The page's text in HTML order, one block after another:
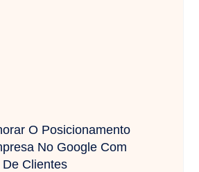
O Posicionamento
No Google Com
Clientes